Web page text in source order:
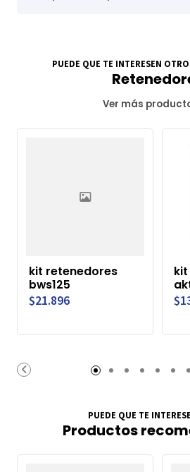
PUEDE QUE TE INTERESEN
Ver más
kit retenedores
bws125
$21.896
PUEDE QUE TE
Productos